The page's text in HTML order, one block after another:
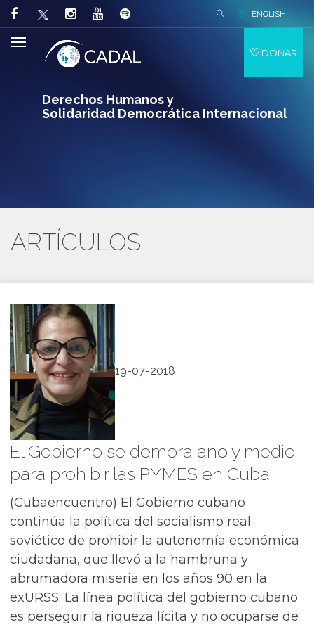
Derechos Humanos y
Solidaridad Democrática Internacional
ENGLISH
DONAR
ARTÍCULOS
19-07-2018
El Gobierno se demora año y medio
para prohibir las PYMES en Cuba
(Cubaencuentro) El Gobierno cubano
continúa la política del socialismo real
soviético de prohibir la autonomía económica
ciudadana, que llevó a la hambruna y
abrumadora miseria en los años 90 en la
exURSS. La línea política del gobierno cubano
es perseguir la riqueza lícita y no ocuparse de